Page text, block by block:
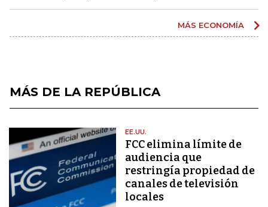
MÁS ECONOMÍA
MÁS DE LA REPÚBLICA
EE.UU.
FCC elimina límite de
audiencia que
restringía propiedad de
canales de televisión
locales